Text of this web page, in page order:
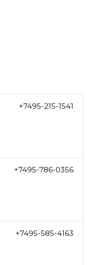
+7495-215-1541
+7495-786-0356
+7495-585-4163